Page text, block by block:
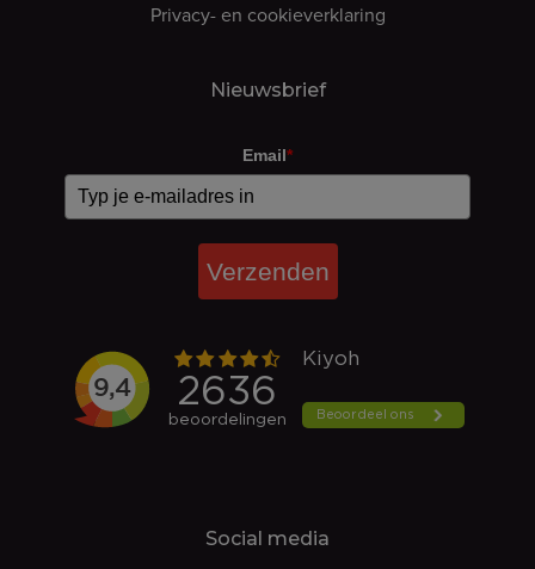
Privacy- en cookieverklaring
Nieuwsbrief
Email*
Verzenden
Social media